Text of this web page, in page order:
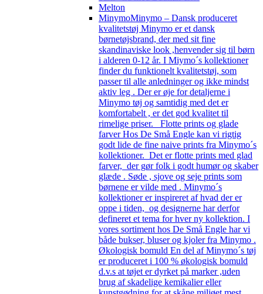
Melton
MinymoMinymo – Dansk produceret
kvalitetstøj Minymo er et dansk
børnetøjsbrand, der med sit fine
skandinaviske look ,henvender sig til børn
i alderen 0-12 år. I Miymo´s kollektioner
finder du funktionelt kvalitetstøj, som
passer til alle anledninger og ikke mindst
aktiv leg . Der er øje for detaljerne i
Minymo tøj og samtidig med det er
komfortabelt , er det god kvalitet til
rimelige priser. Flotte prints og glade
farver Hos De Små Engle kan vi rigtig
godt lide de fine naive prints fra Minymo´s
kollektioner. Det er flotte prints med glad
farver, der gør folk i godt humør og skaber
glæde . Søde , sjove og seje prints som
børnene er vilde med . Minymo´s
kollektioner er inspireret af hvad der er
oppe i tiden, og designerne har derfor
defineret et tema for hver ny kollektion. I
vores sortiment hos De Små Engle har vi
både bukser, bluser og kjoler fra Minymo .
Økologisk bomuld En del af Minymo´s tøj
er produceret i 100 % økologisk bomuld
d.v.s at tøjet er dyrket på marker ,uden
brug af skadelige kemikalier eller